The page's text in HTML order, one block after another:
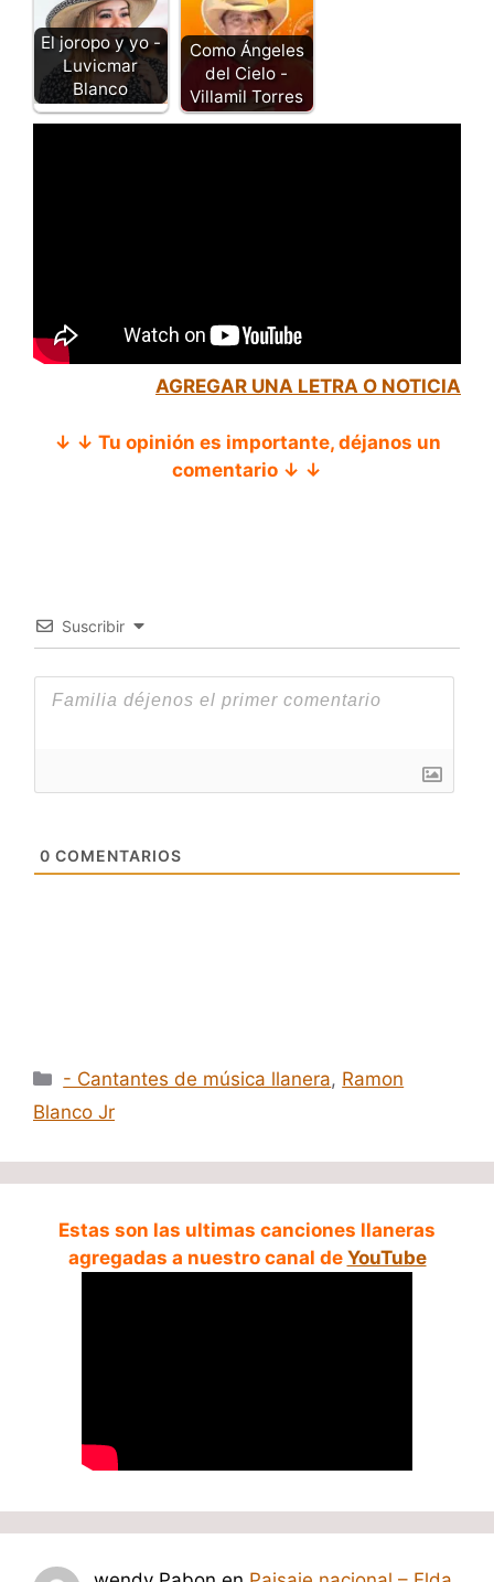
El joropo y yo -
Luvicmar
Blanco
Como Ángeles
del Cielo -
Villamil Torres
AGREGAR UNA LETRA O NOTICIA
↓ ↓ Tu opinión es importante, déjanos un
comentario ↓ ↓
Suscribir
0 COMENTARIOS
Categorías
- Cantantes de música llanera, Ramon
Blanco Jr
Estas son las ultimas canciones llaneras
agregadas a nuestro canal de YouTube